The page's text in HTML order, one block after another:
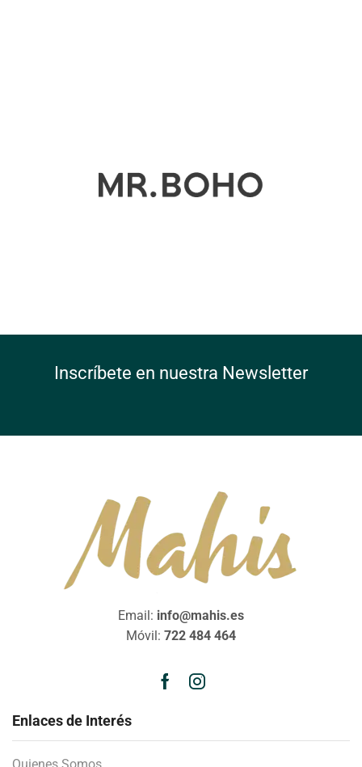
Inscríbete en nuestra Newsletter
Email: info@mahis.es
Móvil: 722 484 464
Enlaces de Interés